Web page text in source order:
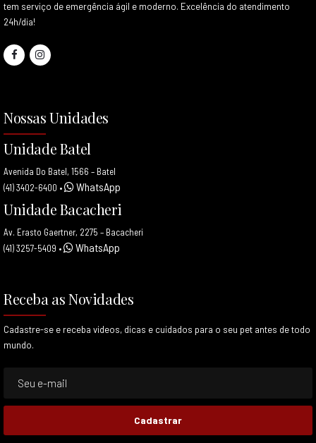
tem serviço de emergência ágil e moderno. Excelência do atendimento
24h/dia!
Nossas Unidades
Unidade Batel
Avenida Do Batel, 1566 – Batel
(41) 3402-6400 • WhatsApp
Unidade Bacacheri
Av. Erasto Gaertner, 2275 – Bacacheri
(41) 3257-5409 • WhatsApp
Receba as Novidades
Cadastre-se e receba videos, dicas e cuidados para o seu pet antes de todo
mundo.